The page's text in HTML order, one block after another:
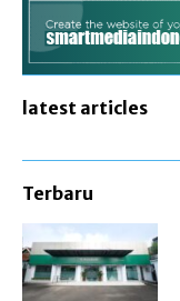
latest articles
Terbaru